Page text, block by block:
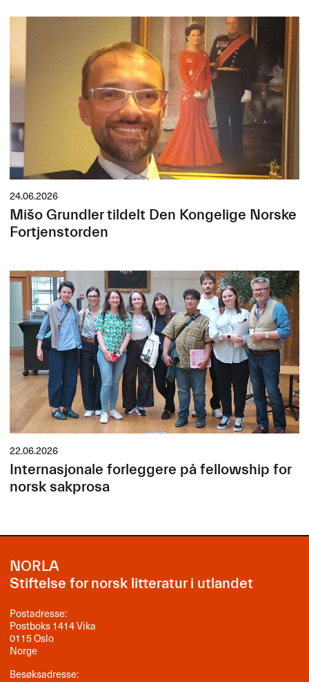
24.06.2026
Mišo Grundler tildelt Den Kongelige Norske
Fortjenstorden
22.06.2026
Internasjonale forleggere på fellowship for
norsk sakprosa
NORLA
Stiftelse for norsk litteratur i utlandet
Postadresse:
Postboks 1414 Vika
0115 Oslo
Norge
Besøksadresse: